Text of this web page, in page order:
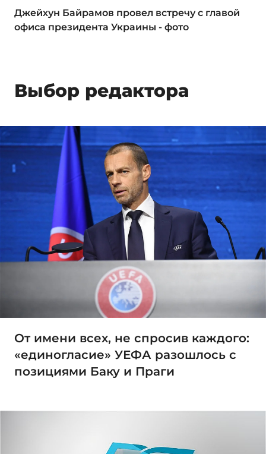
Джейхун Байрамов провел встречу с главой
офиса президента Украины - фото
Выбор редактора
От имени всех, не спросив каждого:
«единогласие» УЕФА разошлось с
позициями Баку и Праги